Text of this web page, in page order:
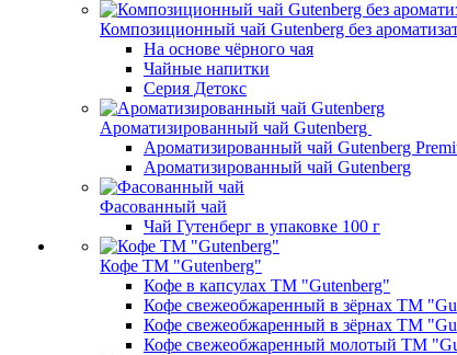
Композиционный чай Gutenberg без
На основе чёрного чая
Чайные напитки
Серия Детокс
Ароматизированный чай Gutenberg
Ароматизированный чай Gutenberg
Ароматизированный чай Gutenberg
Фасованный чай
Чай Гутенберг в упаковке 100 г
Кофе ТМ "Gutenberg"
Кофе в капсулах ТМ "Gutenberg"
Кофе свежеобжаренный в зёрнах ТМ
Кофе свежеобжаренный в зёрнах ТМ
Кофе свежеобжаренный молотый ТМ